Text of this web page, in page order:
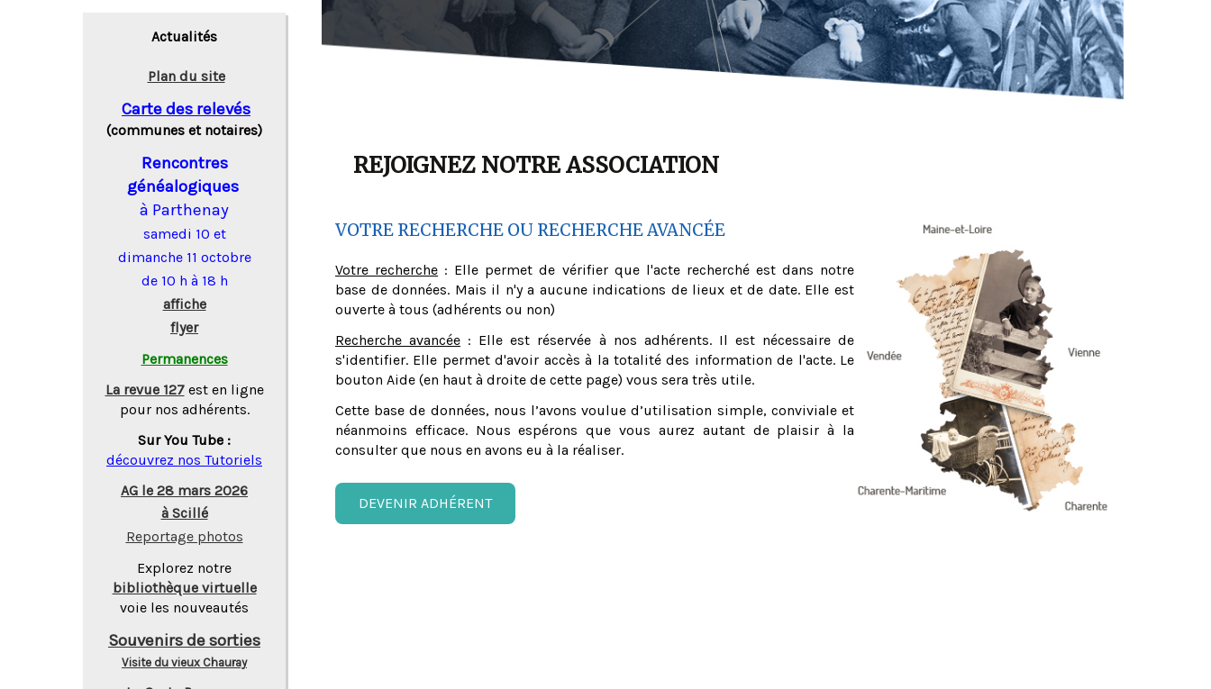
REJOIGNEZ NOTRE ASSOCIATION
VOTRE RECHERCHE OU RECHERCHE AVANCÉE
Votre recherche : Elle permet de vérifier que l'acte recherché est dans notre
base de données. Mais il n'y a aucune indications de lieux et de date. Elle est
ouverte à tous (adhérents ou non)
Recherche avancée : Elle est réservée à nos adhérents. Il est nécessaire de
s'identifier. Elle permet d'avoir accès à la totalité des information de l'acte. Le
bouton Aide (en haut à droite de cette page) vous sera très utile.
Cette base de données, nous l’avons voulue d’utilisation simple, conviviale et
néanmoins efficace. Nous espérons que vous aurez autant de plaisir à la
consulter que nous en avons eu à la réaliser.
DEVENIR ADHÉRENT
Actualités
Plan du site
Carte des relevés
(communes et notaires)
Rencontres
généalogiques
à Parthenay
samedi 10 et
dimanche 11 octobre
de 10 h à 18 h
affiche
flyer
Permanences
La revue 127 est en ligne
pour nos adhérents.
Sur You Tube :
découvrez nos Tutoriels
AG le 28 mars 2026
à Scillé
Reportage photos
Explorez notre
bibliothèque virtuelle
voie les nouveautés
Souvenirs de sorties
Visite du vieux Chauray